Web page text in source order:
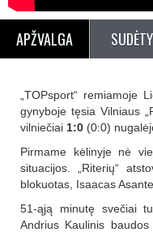
APŽVALGA
„TOPsport“ remiamoje
gynyboje tęsia Vilniaus
vilniečiai 1:0 (0:0)
Pirmame kėlinyje nė
situacijos. „Riterių“
blokuotas, Isaacas
51-ąją minutę svečiai
Andrius Kaulinis